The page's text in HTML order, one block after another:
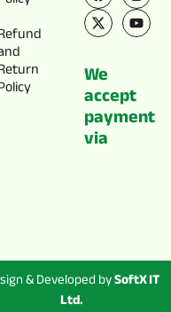
c
e
b
o
k
s
t
a
m
t
w
i
t
e
r
u
t
u
We
accept
payment
via
& Developed bySoftX IT
Ltd.